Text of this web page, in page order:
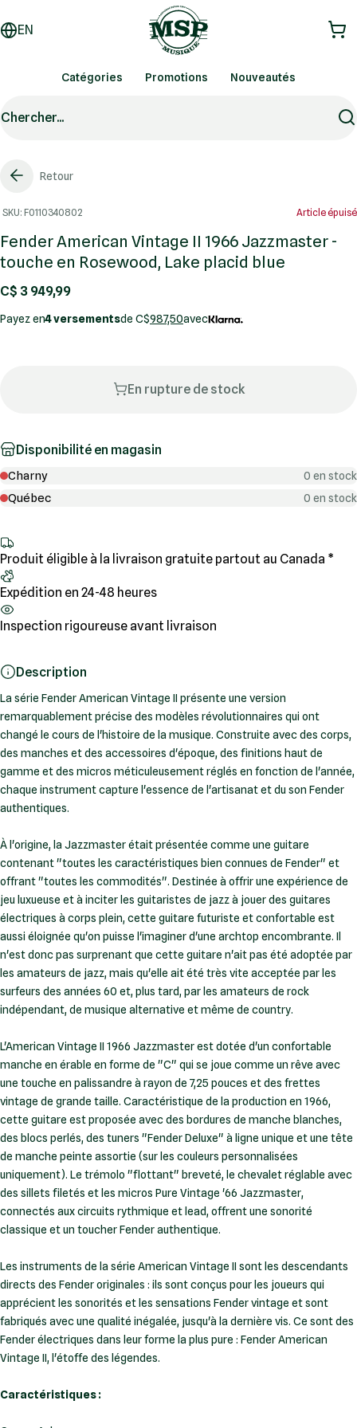
EN
Catégories Promotions Nouveautés
Chercher...
Retour
SKU: F0110340802 Article épuisé
Fender American Vintage II 1966 Jazzmaster -
touche en Rosewood, Lake placid blue
C$ 3 949,99
Payez en4 versementsde C$987,50avec
En rupture de stock
Disponibilité en magasin
Charny 0 en stock
Québec 0 en stock
Produit éligible à la livraison gratuite partout au Canada *
Expédition en 24-48 heures
Inspection rigoureuse avant livraison
Description
La série Fender American Vintage II présente une version
remarquablement précise des modèles révolutionnaires qui ont
changé le cours de l'histoire de la musique. Construite avec des corps,
des manches et des accessoires d'époque, des finitions haut de
gamme et des micros méticuleusement réglés en fonction de l'année,
chaque instrument capture l'essence de l'artisanat et du son Fender
authentiques.
À l'origine, la Jazzmaster était présentée comme une guitare
contenant "toutes les caractéristiques bien connues de Fender" et
offrant "toutes les commodités". Destinée à offrir une expérience de
jeu luxueuse et à inciter les guitaristes de jazz à jouer des guitares
électriques à corps plein, cette guitare futuriste et confortable est
aussi éloignée qu'on puisse l'imaginer d'une archtop encombrante. Il
n'est donc pas surprenant que cette guitare n'ait pas été adoptée par
les amateurs de jazz, mais qu'elle ait été très vite acceptée par les
surfeurs des années 60 et, plus tard, par les amateurs de rock
indépendant, de musique alternative et même de country.
L'American Vintage II 1966 Jazzmaster est dotée d'un confortable
manche en érable en forme de "C" qui se joue comme un rêve avec
une touche en palissandre à rayon de 7,25 pouces et des frettes
vintage de grande taille. Caractéristique de la production en 1966,
cette guitare est proposée avec des bordures de manche blanches,
des blocs perlés, des tuners "Fender Deluxe" à ligne unique et une tête
de manche peinte assortie (sur les couleurs personnalisées
uniquement). Le trémolo "flottant" breveté, le chevalet réglable avec
des sillets filetés et les micros Pure Vintage '66 Jazzmaster,
connectés aux circuits rythmique et lead, offrent une sonorité
classique et un toucher Fender authentique.
Les instruments de la série American Vintage II sont les descendants
directs des Fender originales : ils sont conçus pour les joueurs qui
apprécient les sonorités et les sensations Fender vintage et sont
fabriqués avec une qualité inégalée, jusqu'à la dernière vis. Ce sont des
Fender électriques dans leur forme la plus pure : Fender American
Vintage II, l'étoffe des légendes.
Caractéristiques :